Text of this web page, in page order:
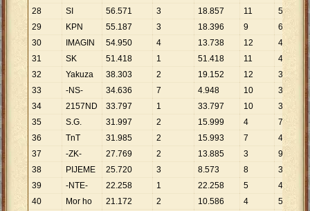
28
SI 56.571 3 18.857 11 5 143
29
KPN 55.187 3 18.396 9 6
30
IMAGIN 54.950 4 13.738 12 4 579
31
SK 51.418 1 51.418 11 4
32
Yakuza 38.303 2 19.152 12 3 192
33
-NS- 34.636 7 4.948 10 3
464
34
2157ND 33.797 1 33.797 10 3
35
S.G. 31.997 2 15.999 4 7 999
36
TnT 31.985 2 15.993 7 4
569
37
-ZK- 27.769 2 13.885 3 9
38
PIJEME 25.720 3 8.573 8 3
215
39
-NTE- 22.258 1 22.258 5 4. 452
40
Mor ho 21.172 2 10.586 4 5
293